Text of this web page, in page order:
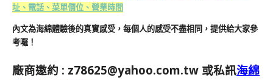
址、電話、菜單價位、營業時間
內文為海綿體驗後的真實感受，每個人的感受不盡相同，提供給大家參
考囉！
廠商邀約 : z78625@yahoo.com.tw 或私訊海綿